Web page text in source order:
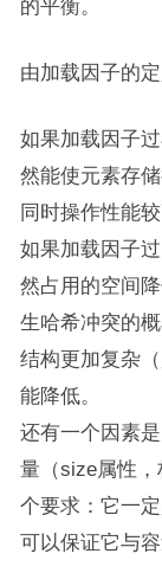
的平衡。
由加载因子的
如果加载因子
然能使元素存
同时操作性能
如果加载因子
然占用的空间
生哈希冲突的
结构更加复杂
能降低。
还有一个因素
量（​​size​​属性
个要求：它一
可以保证它与